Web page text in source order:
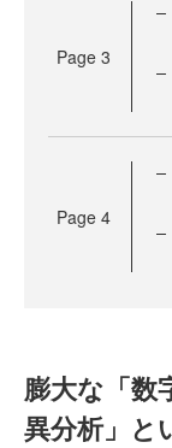
Page 3
Page 4
膨大な「数
異分析」と